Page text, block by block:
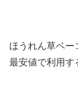
ほうれん草ベー
最安値で利用す